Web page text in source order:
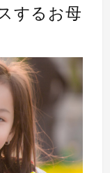
するお母